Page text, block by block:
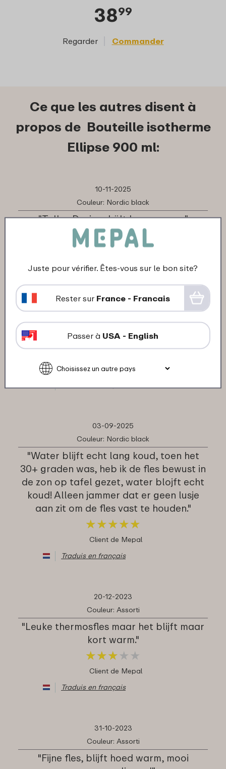
3899
Regarder Commander
Ce que les autres disent à
propos de Bouteille isotherme
Ellipse 900 ml:
10-11-2025
Couleur: Nordic black
"Tolles Design, hält lange warm."
★ ★ ★★★
★ ★ ★★★
Client de Mepal
Traduis en français
Couleur: Assorti
"Mooie kwaliteit en houd lang fris."
★★★★★
★★★★★
Client de Mepal
03-09-2025
Couleur: Nordic black
"Water blijft echt lang koud, toen het
30+ graden was, heb ik de fles bewust in
de zon op tafel gezet, water blojft echt
koud! Alleen jammer dat er geen lusje
aan zit om de fles vast te houden."
★★★★★
★★★★★
Client de Mepal
Traduis en français
20-12-2023
Couleur: Assorti
"Leuke thermosfles maar het blijft maar
kort warm."
★★★ ★ ★
★★★ ★ ★
Client de Mepal
Traduis en français
31-10-2023
Couleur: Assorti
"Fijne fles, blijft hoed warm, mooi
Juste pour vérifier. Êtes-vous sur le bon site?
Rester sur France - Francais
Passer à USA - English